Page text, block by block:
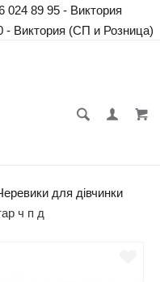
89 95 - Виктория
Виктория (СП и Розница)
для дівчинки
ч п д